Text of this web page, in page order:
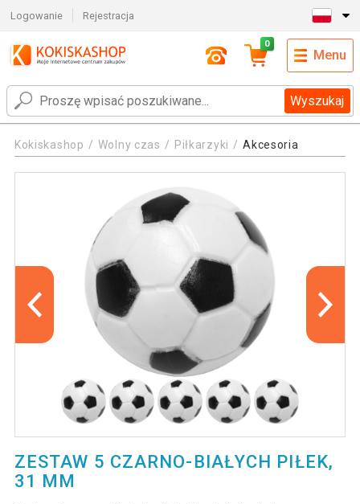
Logowanie Rejestracja
Wyszukaj
0
Menu
Kokiskashop Wolny czas Piłkarzyki Akcesoria
ZESTAW 5 CZARNO-BIAŁYCH PIŁEK,
31 MM